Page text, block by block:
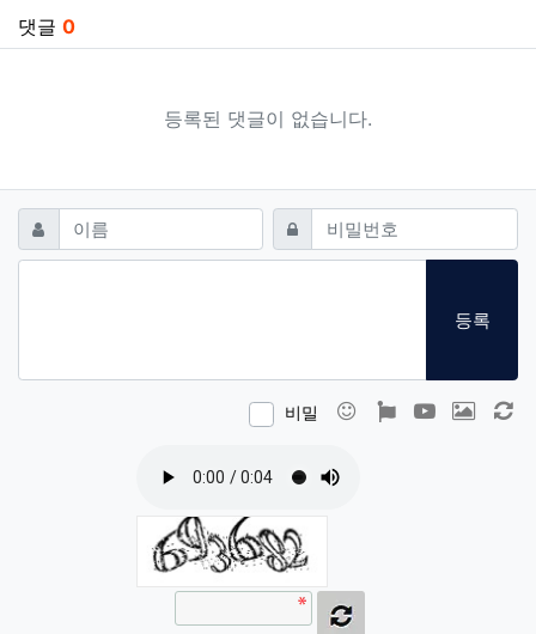
댓글 0
등록된 댓글이 없습니다.
댓글쓰기
이름 필수 비밀번호필수
등록
비밀 이모티콘폰트어썸
동영상 이미지